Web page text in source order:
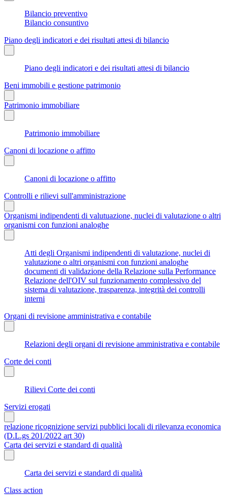
Bilancio preventivo
Bilancio consuntivo
Piano degli indicatori e dei risultati attesi di bilancio
Piano degli indicatori e dei risultati attesi di bilancio
Beni immobili e gestione patrimonio
Patrimonio immobiliare
Patrimonio immobiliare
Canoni di locazione o affitto
Canoni di locazione o affitto
Controlli e rilievi sull'amministrazione
Organismi indipendenti di valutuazione, nuclei di valutazione o altri
organismi con funzioni analoghe
Atti degli Organismi indipendenti di valutazione, nuclei di
valutazione o altri organismi con funzioni analoghe
documenti di validazione della Relazione sulla Performance
Relazione dell'OIV sul funzionamento complessivo del
sistema di valutazione, trasparenza, integrità dei controlli
interni
Organi di revisione amministrativa e contabile
Relazioni degli organi di revisione amministrativa e contabile
Corte dei conti
Rilievi Corte dei conti
Servizi erogati
relazione ricognizione servizi pubblici locali di rilevanza economica
(D.L.gs 201/2022 art 30)
Carta dei servizi e standard di qualità
Carta dei servizi e standard di qualità
Class action